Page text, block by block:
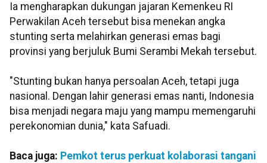
Ia mengharapkan dukungan jajaran Kemenkeu RI
Perwakilan Aceh tersebut bisa menekan angka
stunting serta melahirkan generasi emas bagi
provinsi yang berjuluk Bumi Serambi Mekah tersebut.
"Stunting bukan hanya persoalan Aceh, tetapi juga
nasional. Dengan lahir generasi emas nanti, Indonesia
bisa menjadi negara maju yang mampu memengaruhi
perekonomian dunia," kata Safuadi.
Baca juga: Pemkot terus perkuat kolaborasi tangani